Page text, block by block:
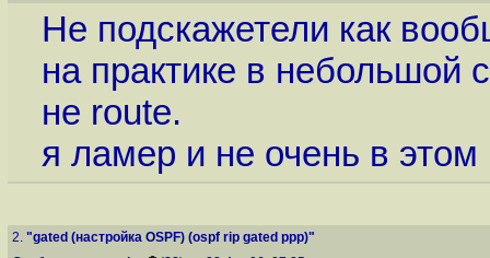
Не подскажетели как
на практике в небольшой
не route.
я ламер и не очень в
2. "gated (настpойка OSPF) (ospf rip gated ppp)"